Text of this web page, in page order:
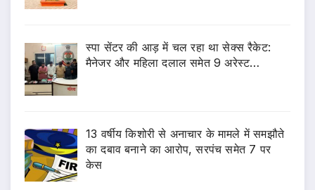
स्पा सेंटर की आड़ में चल रहा था सेक्स रैकेट:
मैनेजर और महिला दलाल समेत 9 अरेस्ट…
13 वर्षीय किशोरी से अनाचार के मामले में समझौते
का दबाव बनाने का आरोप, सरपंच समेत 7 पर
केस